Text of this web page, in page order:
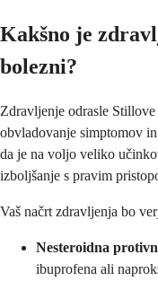
Kakšno je
bolezni?
Zdravljenje odrasle
obvladovanje simptomov
da je na voljo veliko
izboljšanje s pravim
Vaš načrt zdravljenja bo
Nesteroidna
ibuprofena ali